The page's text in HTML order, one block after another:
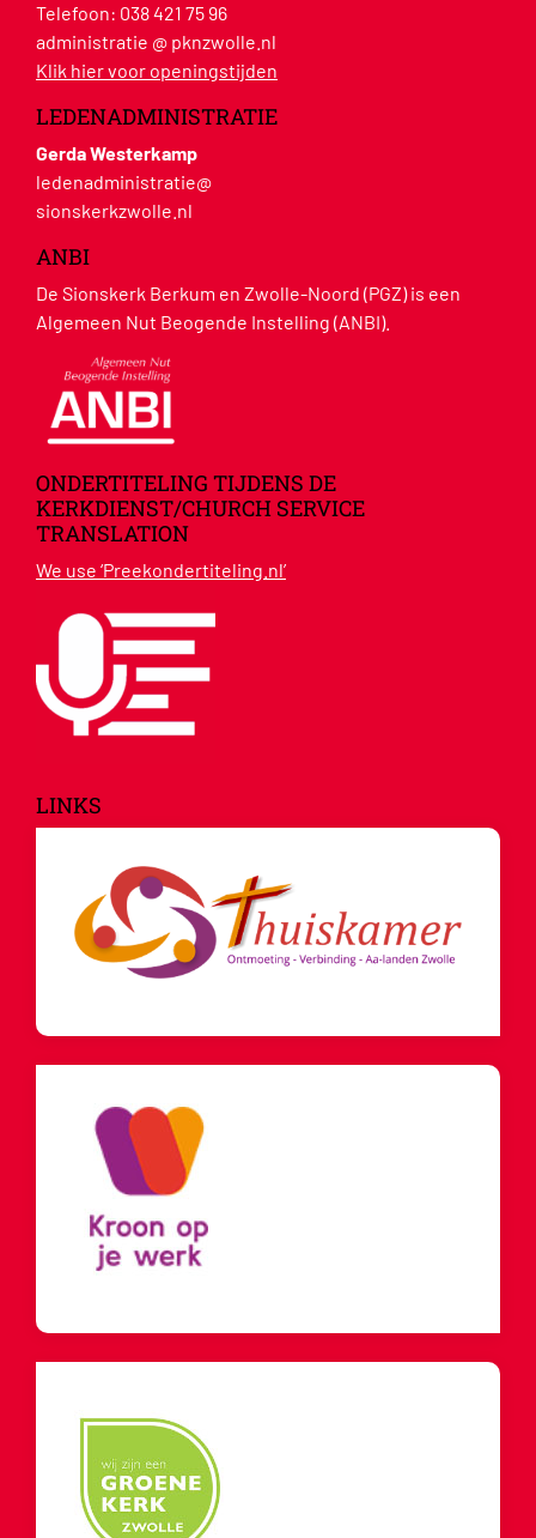
Telefoon: 038 421 75 96
administratie @ pknzwolle.nl
Klik hier voor openingstijden
LEDENADMINISTRATIE
Gerda Westerkamp
ledenadministratie@
sionskerkzwolle.nl
ANBI
De Sionskerk Berkum en Zwolle-Noord (PGZ) is een
Algemeen Nut Beogende Instelling (ANBI).
ONDERTITELING TIJDENS DE
KERKDIENST/CHURCH SERVICE
TRANSLATION
We use ‘Preekondertiteling.nl’
LINKS